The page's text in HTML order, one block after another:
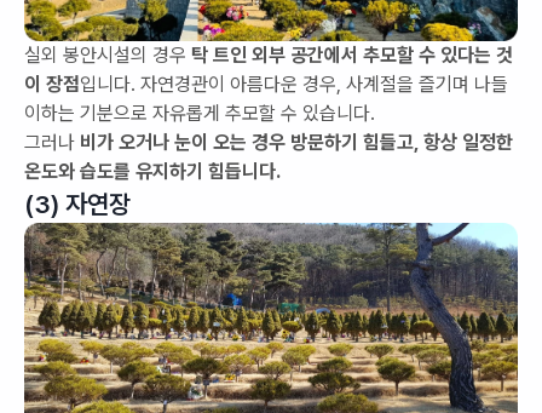
실외 봉안시설의 경우 탁 트인 외부 공간에서 추모할 수 있다는 것
이 장점입니다. 자연경관이 아름다운 경우, 사계절을 즐기며 나들
이하는 기분으로 자유롭게 추모할 수 있습니다.
그러나 비가 오거나 눈이 오는 경우 방문하기 힘들고, 항상 일정한
온도와 습도를 유지하기 힘듭니다.
(3) 자연장